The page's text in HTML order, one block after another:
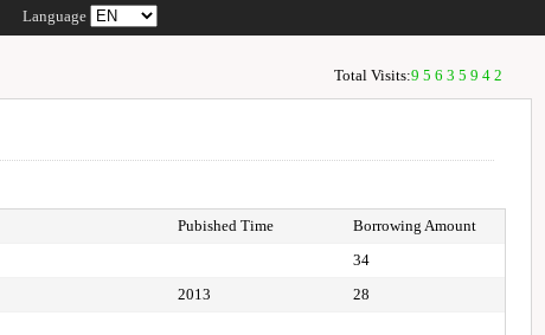
Language
Total Visits:95635942
Pubished Time
Borrowing Amount
34
2013 28